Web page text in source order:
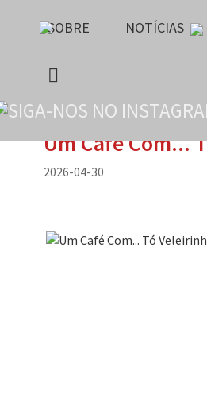
SOBRE NOTÍCIAS
Um Café Com...
2026-04-30